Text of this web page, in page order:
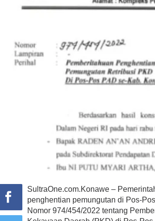
SultraOne.com.Konawe –
penghentian pemungutan di Pos-
Nomor 974/454/2022 tentang